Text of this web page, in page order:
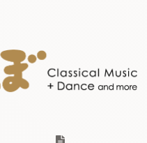
古楽とその先と
無料ライブ配信
あ か さ